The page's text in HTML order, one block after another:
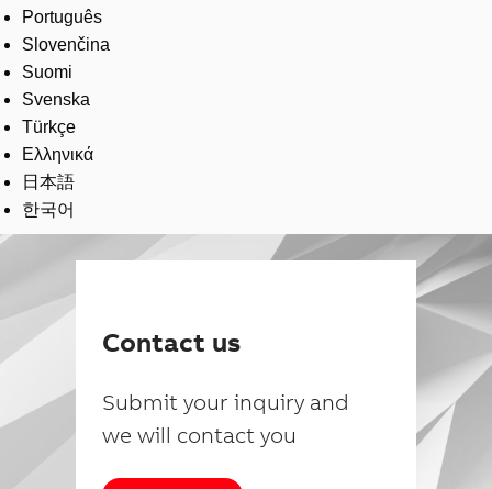
Português
Slovenčina
Suomi
Svenska
Türkçe
Ελληνικά
日本語
한국어
Contact us
Submit your inquiry and
we will contact you